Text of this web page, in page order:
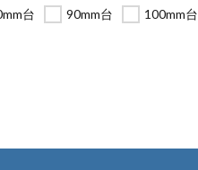
台 90mm台 100mm台